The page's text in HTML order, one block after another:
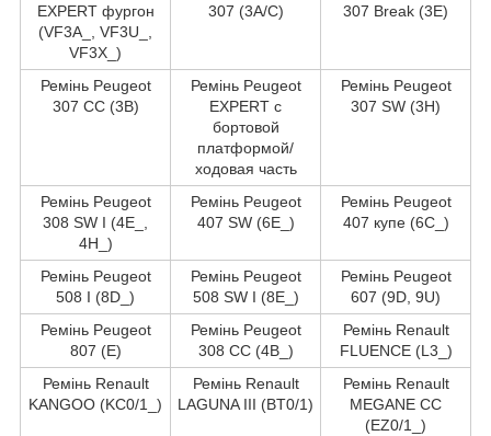
EXPERT фургон
(VF3A_, VF3U_,
VF3X_)
307 (3A/C)
307 Break (3E)
Ремінь Peugeot
307 CC (3B)
Ремінь Peugeot
EXPERT c
бортовой
платформой/
ходовая часть
Ремінь Peugeot
307 SW (3H)
Ремінь Peugeot
308 SW I (4E_,
4H_)
Ремінь Peugeot
407 SW (6E_)
Ремінь Peugeot
407 купе (6C_)
Ремінь Peugeot
508 I (8D_)
Ремінь Peugeot
508 SW I (8E_)
Ремінь Peugeot
607 (9D, 9U)
Ремінь Peugeot
807 (E)
Ремінь Peugeot
308 CC (4B_)
Ремінь Renault
FLUENCE (L3_)
Ремінь Renault
KANGOO (KC0/1_)
Ремінь Renault
LAGUNA III (BT0/1)
Ремінь Renault
MEGANE CC
(EZ0/1_)